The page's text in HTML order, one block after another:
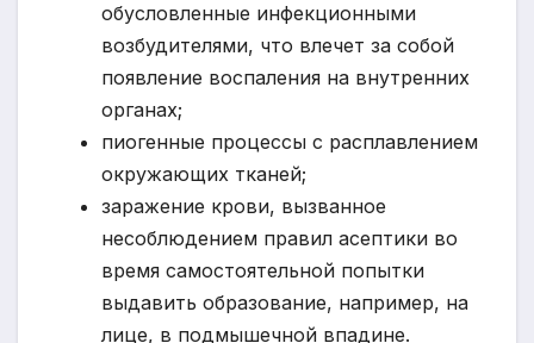
обусловленные инфекционными
возбудителями, что влечет за собой
появление воспаления на внутренних
органах;
пиогенные процессы с расплавлением
окружающих тканей;
заражение крови, вызванное
несоблюдением правил асептики во
время самостоятельной попытки
выдавить образование, например, на
лице, в подмышечной впадине.